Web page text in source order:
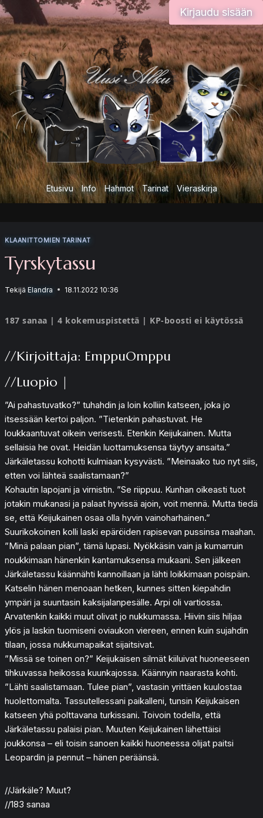
Siirry
sisältöön
Kirjaudu sisään
Etusivu Info Hahmot Tarinat Vieraskirja
KLAANITTOMIEN TARINAT
Tyrskytassu
Tekijä Elandra 18.11.2022 10:36
187 sanaa | 4 kokemuspistettä | KP-boosti ei käytössä
//Kirjoittaja: EmppuOmppu
//Luopio |
”Ai pahastuvatko?” tuhahdin ja loin kolliin katseen, joka jo
itsessään kertoi paljon. ”Tietenkin pahastuvat. He
loukkaantuvat oikein verisesti. Etenkin Keijukainen. Mutta
sellaisia he ovat. Heidän luottamuksensa täytyy ansaita.”
Järkäletassu kohotti kulmiaan kysyvästi. ”Meinaako tuo nyt siis,
etten voi lähteä saalistamaan?”
Kohautin lapojani ja virnistin. ”Se riippuu. Kunhan oikeasti tuot
jotakin mukanasi ja palaat hyvissä ajoin, voit mennä. Mutta tiedä
se, että Keijukainen osaa olla hyvin vainoharhainen.”
Suurikokoinen kolli laski epäröiden rapisevan pussinsa maahan.
”Minä palaan pian”, tämä lupasi. Nyökkäsin vain ja kumarruin
noukkimaan hänenkin kantamuksensa mukaani. Sen jälkeen
Järkäletassu käännähti kannoillaan ja lähti loikkimaan poispäin.
Katselin hänen menoaan hetken, kunnes sitten kiepahdin
ympäri ja suuntasin kaksijalanpesälle. Arpi oli vartiossa.
Arvatenkin kaikki muut olivat jo nukkumassa. Hiivin siis hiljaa
ylös ja laskin tuomiseni oviaukon viereen, ennen kuin sujahdin
tilaan, jossa nukkumapaikat sijaitsivat.
”Missä se toinen on?” Keijukaisen silmät kiiluivat huoneeseen
tihkuvassa heikossa kuunkajossa. Käännyin naarasta kohti.
”Lähti saalistamaan. Tulee pian”, vastasin yrittäen kuulostaa
huolettomalta. Tassutellessani paikalleni, tunsin Keijukaisen
katseen yhä polttavana turkissani. Toivoin todella, että
Järkäletassu palaisi pian. Muuten Keijukainen lähettäisi
joukkonsa – eli toisin sanoen kaikki huoneessa olijat paitsi
Leopardin ja pennut – hänen peräänsä.
//Järkäle? Muut?
//183 sanaa